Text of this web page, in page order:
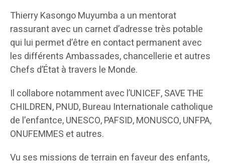
Thierry Kasongo Muyumba a un mentorat
rassurant avec un carnet d’adresse très potable
qui lui permet d’être en contact permanent avec
les différents Ambassades, chancellerie et autres
Chefs d’État à travers le Monde.
Il collabore notamment avec l’UNICEF, SAVE THE
CHILDREN, PNUD, Bureau Internationale catholique
de l’enfantce, UNESCO, PAFSID, MONUSCO, UNFPA,
ONUFEMMES et autres.
Vu ses missions de terrain en faveur des enfants,